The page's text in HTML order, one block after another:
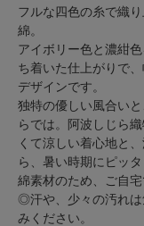
フルな四色の糸で織
綿。
アイボリー色と濃紺
ち着いた仕上がりで
デザインです。
独特の優しい風合い
らでは。阿波しじら
くて涼しい着心地と
ら、暑い時期にピッタ
綿素材のため、ご自
◎汗や、少々の汚れは
みください。